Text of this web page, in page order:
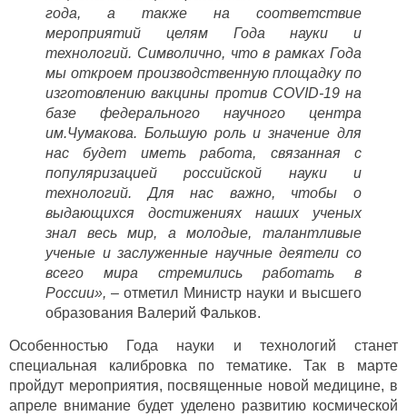
года, а также на соответствие
мероприятий целям Года науки и
технологий. Символично, что в рамках Года
мы откроем производственную площадку по
изготовлению вакцины против COVID-19 на
базе федерального научного центра
им.Чумакова. Большую роль и значение для
нас будет иметь работа, связанная с
популяризацией российской науки и
технологий. Для нас важно, чтобы о
выдающихся достижениях наших ученых
знал весь мир, а молодые, талантливые
ученые и заслуженные научные деятели со
всего мира стремились работать в
России», – отметил Министр науки и высшего
образования Валерий Фальков.
Особенностью Года науки и технологий станет
специальная калибровка по тематике. Так в марте
пройдут мероприятия, посвященные новой медицине, в
апреле внимание будет уделено развитию космической